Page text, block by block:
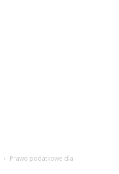
Prawo podatkowe dla